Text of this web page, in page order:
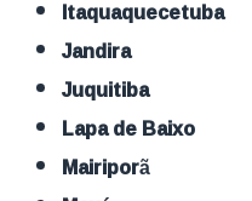
Itaquaquecetuba
Jandira
Juquitiba
Lapa de Baixo
Mairiporã